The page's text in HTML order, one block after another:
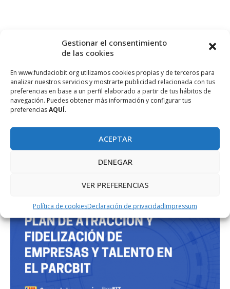
Gestionar el consentimiento
de las cookies
En www.fundaciobit.org utilizamos cookies propias y de terceros para
analizar nuestros servicios y mostrarte publicidad relacionada con tus
preferencias en base a un perfil elaborado a partir de tus hábitos de
navegación. Puedes obtener más información y configurar tus
preferenciasAQUÍ.
ACEPTAR
DENEGAR
VER PREFERENCIAS
Política de cookiesDeclaración de privacidadImpressum
PROJECTE COFINANÇAT PEL FONS SOCIAL EUROPEU